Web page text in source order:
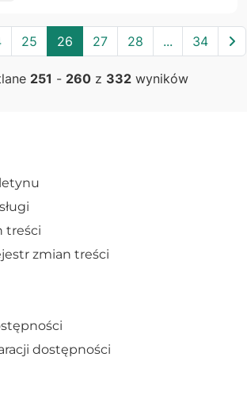
25 26 27 28 ... 34
251 - 260 z 332 wyników
treści
zmian treści
dostępności